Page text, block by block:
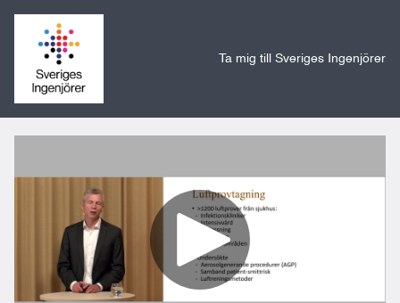
Ta mig till Sveriges Ingenjörer